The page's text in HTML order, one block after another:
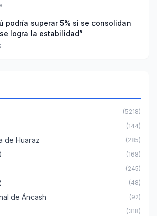
podría superar 5% si se consolidan
logra la estabilidad”
(5218)
(144)
de Huaraz (285)
(168)
(245)
(48)
de Áncash (92)
(318)